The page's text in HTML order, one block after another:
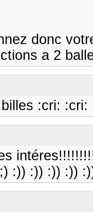
donc
a 2
:cri:
:)) :)) :)) :))